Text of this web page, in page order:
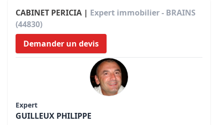
CABINET PERICIA | Expert immobilier - BRAINS
(44830)
Demander un devis
Expert
GUILLEUX PHILIPPE